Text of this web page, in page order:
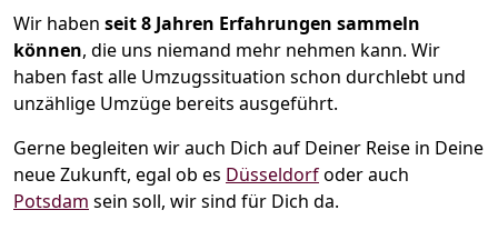
Wir haben seit8 Jahren Erfahrungen sammeln
können, die uns niemand mehr nehmen kann. Wir
haben fast alle Umzugssituation schon durchlebt und
unzählige Umzüge bereits ausgeführt.
Gerne begleiten wir auch Dich auf Deiner Reise in Deine
neue Zukunft, egal ob es Düsseldorfoder auch
Potsdam sein soll, wir sind für Dich da.